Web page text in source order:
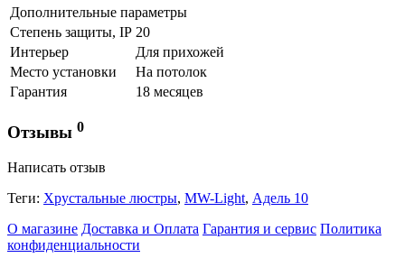
Дополнительные параметры
Степень защиты, IP 20
Интерьер
Для прихожей
Место установки
На потолок
Гарантия
18 месяцев
Отзывы 0
Написать отзыв
Теги: Хрустальные люстры, MW-Light, Адель 10
О магазине Доставка и Оплата Гарантия и сервис Политика
конфиденциальности